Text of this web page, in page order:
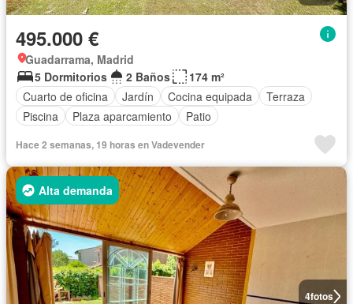
495.000 €
Guadarrama, Madrid
5 Dormitorios
2 Baños
174 m²
Cuarto de oficina
Jardín Cocina equipada
Terraza
Piscina
Plaza aparcamiento Patio
Hace 2 semanas, 19 horas en Vadevender
4fotos
Alta demanda